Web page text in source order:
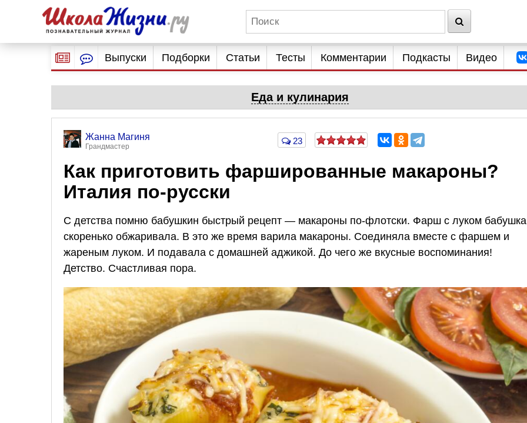
Выпуски Подборки Статьи Тесты Комментарии Подкасты Видео
Еда и кулинария
Жанна Магиня
Грандмастер
23
Как приготовить фаршированные макароны?
Италия по-русски
С детства помню бабушкин быстрый рецепт — макароны по-флотски. Фарш с луком бабушка
скоренько обжаривала. В это же время варила макароны. Соединяла вместе с фаршем и
жареным луком. И подавала с домашней аджикой. До чего же вкусные воспоминания!
Детство. Счастливая пора.